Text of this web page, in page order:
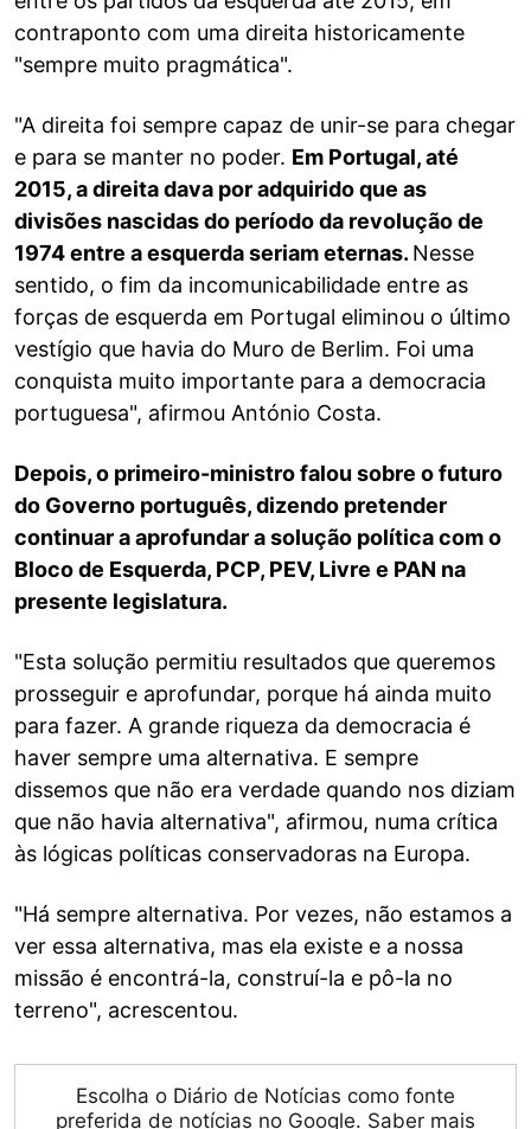
contraponto com uma direita historicamente
"sempre muito pragmática".
"A direita foi sempre capaz de unir-se para chegar
e para se manter no poder. Em Portugal, até
2015, a direita dava por adquirido que as
divisões nascidas do período da revolução de
1974 entre a esquerda seriam eternas. Nesse
sentido, o fim da incomunicabilidade entre as
forças de esquerda em Portugal eliminou o último
vestígio que havia do Muro de Berlim. Foi uma
conquista muito importante para a democracia
portuguesa", afirmou António Costa.
Depois, o primeiro-ministro falou sobre o futuro
do Governo português, dizendo pretender
continuar a aprofundar a solução política com o
Bloco de Esquerda, PCP, PEV, Livre e PAN na
presente legislatura.
"Esta solução permitiu resultados que queremos
prosseguir e aprofundar, porque há ainda muito
para fazer. A grande riqueza da democracia é
haver sempre uma alternativa. E sempre
dissemos que não era verdade quando nos diziam
que não havia alternativa", afirmou, numa crítica
às lógicas políticas conservadoras na Europa.
"Há sempre alternativa. Por vezes, não estamos a
ver essa alternativa, mas ela existe e a nossa
missão é encontrá-la, construí-la e pô-la no
terreno", acrescentou.
Escolha o Diário de Notícias como fonte
preferida de notícias no Google. Saber mais